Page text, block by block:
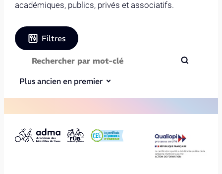
académiques, publics, privés et associatifs.
Filtres
Plus ancien en premier